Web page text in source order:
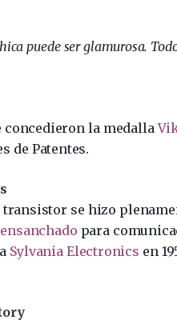
puede ser glamurosa.
concedieron la medalla
de Patentes.
se hizo
para
Sylvania Electronics en